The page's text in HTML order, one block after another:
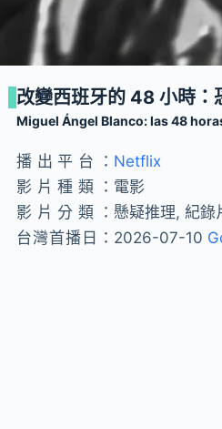
改變西班牙的 48 小時：
Miguel Ángel Blanco: las 48
播出平台： Netflix
影片種類： 電影
影片分類：懸疑推理, 紀錄
台灣首播日： 2026-07-10